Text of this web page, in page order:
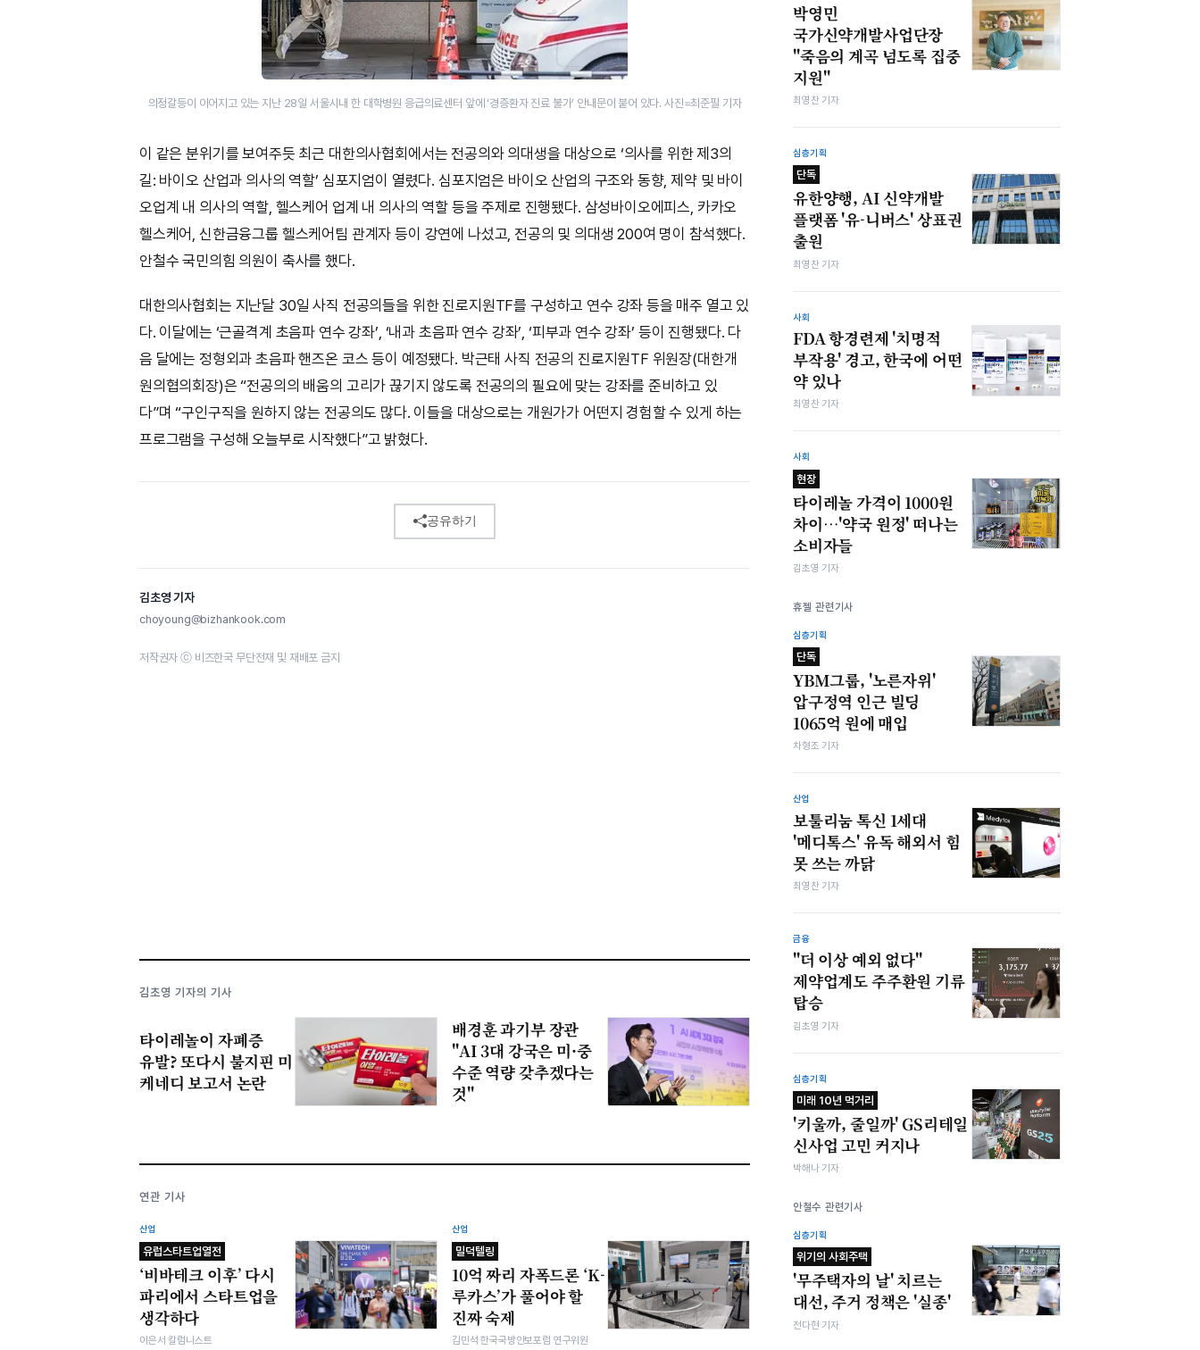
의정갈등이 이어지고 있는 지난 28일 서울시내 한 대학병원 응급의료센터 앞에 ‘경증환자 진료 불가’ 안내문이 붙어 있다. 사진=최준필 기자
이 같은 분위기를 보여주듯 최근 대한의사협회에서는 전공의와 의대생을 대상으로 ‘의사를 위한 제3의
길: 바이오 산업과 의사의 역할’ 심포지엄이 열렸다. 심포지엄은 바이오 산업의 구조와 동향, 제약 및 바이
오업계 내 의사의 역할, 헬스케어 업계 내 의사의 역할 등을 주제로 진행됐다. 삼성바이오에피스, 카카오
헬스케어, 신한금융그룹 헬스케어팀 관계자 등이 강연에 나섰고, 전공의 및 의대생 200여 명이 참석했다.
안철수 국민의힘 의원이 축사를 했다.
대한의사협회는 지난달 30일 사직 전공의들을 위한 진로지원TF를 구성하고 연수 강좌 등을 매주 열고 있
다. 이달에는 ‘근골격계 초음파 연수 강좌’, ‘내과 초음파 연수 강좌’, ‘피부과 연수 강좌’ 등이 진행됐다. 다
음 달에는 정형외과 초음파 핸즈온 코스 등이 예정됐다. 박근태 사직 전공의 진로지원TF 위원장(대한개
원의협의회장)은 “전공의의 배움의 고리가 끊기지 않도록 전공의의 필요에 맞는 강좌를 준비하고 있
다”며 “구인구직을 원하지 않는 전공의도 많다. 이들을 대상으로는 개원가가 어떤지 경험할 수 있게 하는
프로그램을 구성해 오늘부로 시작했다”고 밝혔다.
공유하기
김초영 기자
choyoung@bizhankook.com
저작권자 ⓒ 비즈한국 무단전재 및 재배포 금지
김초영 기자의 기사
타이레놀이 자폐증
유발? 또다시 불지핀 미
케네디 보고서 논란
배경훈 과기부 장관
"AI 3대 강국은 미·중
수준 역량 갖추겠다는
것"
연관 기사
산업
유럽스타트업열전
‘비바테크 이후’ 다시
파리에서 스타트업을
생각하다
이은서 칼럼니스트
산업
밀덕텔링
10억 짜리 자폭드론 ‘K-
루카스’가 풀어야 할
진짜 숙제
김민석 한국국방안보포럼 연구위원
박영민
국가신약개발사업단장
"죽음의 계곡 넘도록 집중
지원"
최영찬 기자
심층기획
단독
유한양행, AI 신약개발
플랫폼 '유-니버스' 상표권
출원
최영찬 기자
사회
FDA 항경련제 '치명적
부작용' 경고, 한국에 어떤
약 있나
최영찬 기자
사회
현장
타이레놀 가격이 1000원
차이…'약국 원정' 떠나는
소비자들
김초영 기자
휴젤 관련기사
심층기획
단독
YBM그룹, '노른자위'
압구정역 인근 빌딩
1065억 원에 매입
차형조 기자
산업
보툴리눔 톡신 1세대
'메디톡스' 유독 해외서 힘
못 쓰는 까닭
최영찬 기자
금융
"더 이상 예외 없다"
제약업계도 주주환원 기류
탑승
김초영 기자
심층기획
미래 10년 먹거리
'키울까, 줄일까' GS리테일
신사업 고민 커지나
박해나 기자
안철수 관련기사
심층기획
위기의 사회주택
'무주택자의 날' 치르는
대선, 주거 정책은 '실종'
전다현 기자